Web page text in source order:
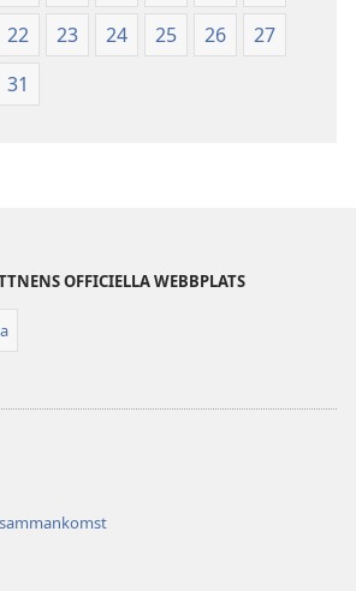
22 23 24 25 26
27
31
OFFICIELLA WEBBPLATS